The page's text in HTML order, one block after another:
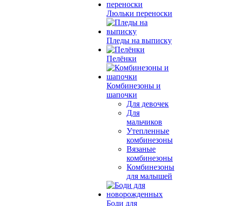
Люльки переноски
Пледы на выписку
Пелёнки
Комбинезоны и
шапочки
Для девочек
Для
мальчиков
Утепленные
комбинезоны
Вязаные
комбинезоны
Комбинезоны
для малышей
Боди для